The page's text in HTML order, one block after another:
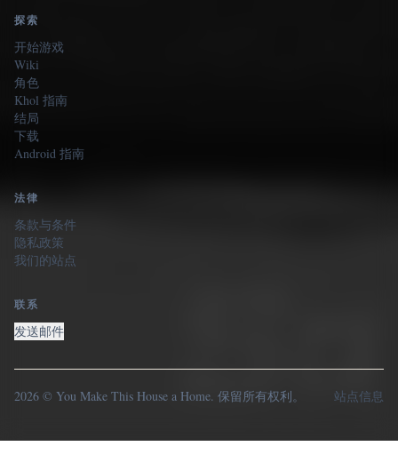
探索
开始游戏
Wiki
角色
Khol 指南
结局
下载
Android 指南
法律
条款与条件
隐私政策
我们的站点
联系
发送邮件
2026 © You Make This House a Home. 保留所有权利。 站点信息